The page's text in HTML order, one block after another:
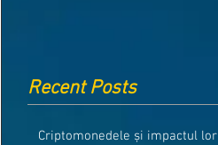
Recent Posts
Criptomonedele și impactul lor